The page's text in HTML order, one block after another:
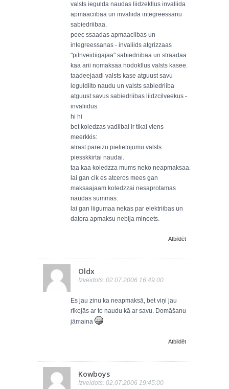
valsts iegulda naudas liidzekllus invaliida
apmaaciibaa un invaliida integreessanu
sabiedriibaa.
peec ssaadas apmaaciibas un
integreessanas - invaliids atgrizzaas
"pilnveidiigajaa" sabiedriibaa un straadaa
kaa arii nomaksaa nodokllus valsts kasee.
taadeejaadi valsts kase atguust savu
ieguldiito naudu un valsts sabiedriiba
atguust savus sabiedriibas liidzcilveekus -
invaliidus.
hi hi
bet koledzas vadiibai ir tikai viens
meerkkis:
atrast pareizu pielietojumu valsts
piesskkirtai naudai.
taa kaa koledzza mums neko neapmaksaa.
lai gan cik es atceros mees gan
maksaajaam koledzzai nesaprotamas
naudas summas.
lai gan liigumaa nekas par elektriibas un
datora apmaksu nebija mineets.
Atbildēt
Oldx
Izveidots: 02.07.2006 16:49:00
Es jau zinu ka neapmaksā, bet viņi jau
rīkojās ar to naudu kā ar savu. Domāšanu
jāmaina
Atbildēt
Kowboys
Izveidots: 02.07.2006 19:45:00